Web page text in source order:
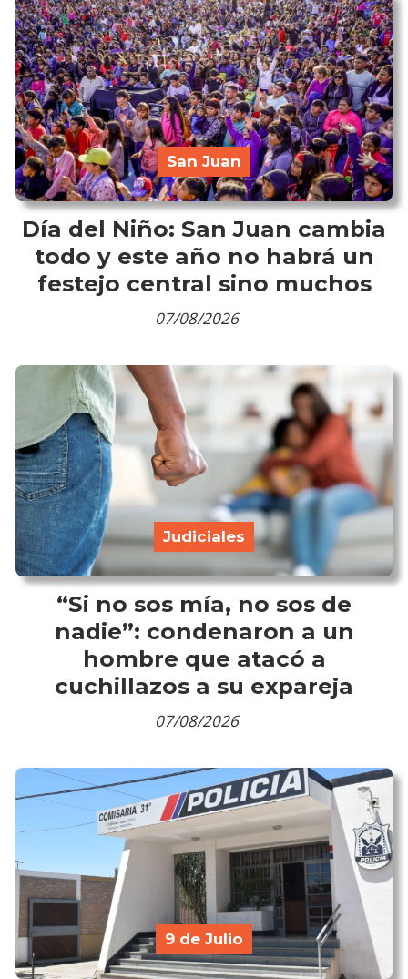
Día del Niño: San Juan cambia
todo y este año no habrá un
festejo central sino muchos
San Juan
07/08/2026
“Si no sos mía, no sos de
nadie”: condenaron a un
hombre que atacó a
cuchillazos a su expareja
Judiciales
07/08/2026
9 de Julio